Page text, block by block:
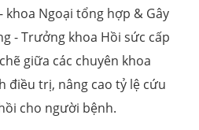
khoa Ngoại tổng hợp & Gây
- Trưởng khoa Hồi sức cấp
giữa các chuyên khoa
điều trị, nâng cao tỷ lệ cứu
cho người bệnh.